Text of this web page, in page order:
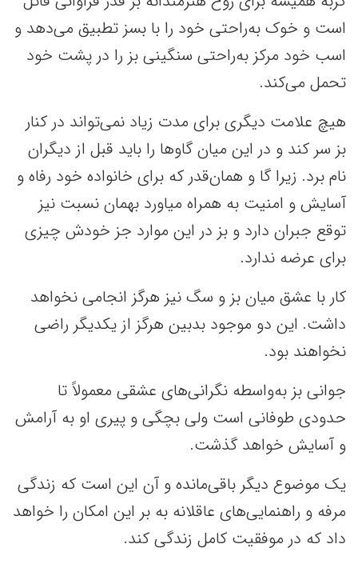
است و خوک به‌راحتی خود را با بسز تطبیق می‌دهد و
اسب خود مرکز به‌راحتی سنگینی بز را در پشت خود
تحمل می‌کند.
هیچ علامت دیگری برای مدت زیاد نمی‌تواند در کنار
بز سر کند و در این میان گاوها را باید قبل از دیگران
نام برد. زیرا گا و همان‌قدر که برای خانواده خود رفاه و
آسایش و امنیت به همراه میاورد بهمان نسبت نیز
توقع جبران دارد و بز در این موارد جز خودش چیزی
برای عرضه ندارد.
کار با عشق میان بز و سگ نیز هرگز انجامی نخواهد
داشت. این دو موجود بدبین هرگز از یکدیگر راضی
نخواهند بود.
جوانی بز به‌واسطه نگرانی‌های عشقی معمولاً تا
حدودی طوفانی است ولی بچگی و پیری او به آرامش
و آسایش خواهد گذشت.
یک موضوع دیگر باقی‌مانده و آن این است که زندگی
مرفه و راهنمایی‌های عاقلانه به بر این امکان را خواهد
داد که در موفقیت کامل زندگی کند.